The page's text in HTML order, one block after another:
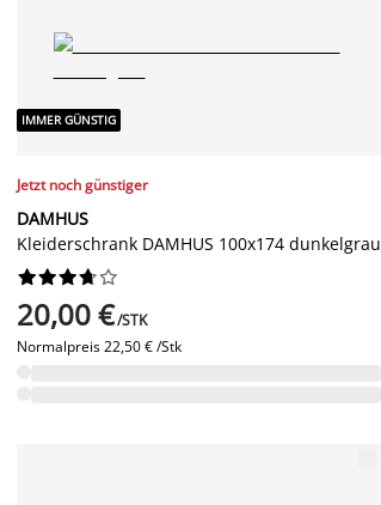
IMMER GÜNSTIG
Jetzt noch günstiger
DAMHUS
Kleiderschrank DAMHUS 100x174 dunkelgrau






20,00 €/STK
Normalpreis22,50 € /Stk